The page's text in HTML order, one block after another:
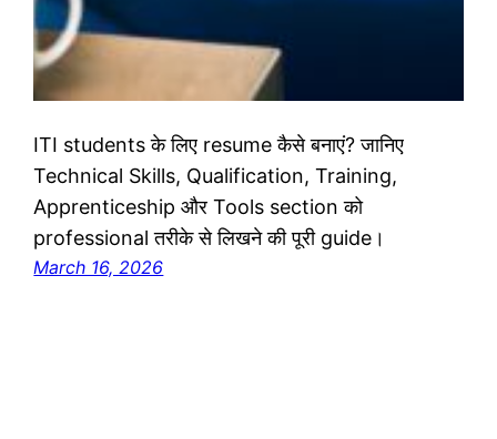
ITI students के लिए resume कैसे बनाएं? जानिए
Technical Skills, Qualification, Training,
Apprenticeship और Tools section को
professional तरीके से लिखने की पूरी guide।
March 16, 2026